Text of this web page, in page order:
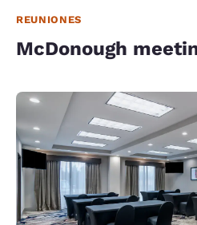
REUNIONES
McDonough